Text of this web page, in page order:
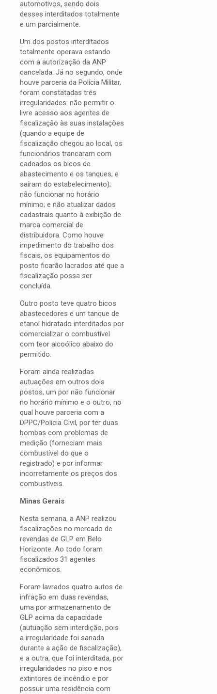
automotivos, sendo dois
desses interditados totalmente
e um parcialmente.
Um dos postos interditados
totalmente operava estando
com a autorização da ANP
cancelada. Já no segundo, onde
houve parceria da Polícia Militar,
foram constatadas três
irregularidades: não permitir o
livre acesso aos agentes de
fiscalização às suas instalações
(quando a equipe de
fiscalização chegou ao local, os
funcionários trancaram com
cadeados os bicos de
abastecimento e os tanques, e
saíram do estabelecimento);
não funcionar no horário
mínimo; e não atualizar dados
cadastrais quanto à exibição de
marca comercial de
distribuidora. Como houve
impedimento do trabalho dos
fiscais, os equipamentos do
posto ficarão lacrados até que a
fiscalização possa ser
concluída.
Outro posto teve quatro bicos
abastecedores e um tanque de
etanol hidratado interditados por
comercializar o combustível
com teor alcoólico abaixo do
permitido.
Foram ainda realizadas
autuações em outros dois
postos, um por não funcionar
no horário mínimo e o outro, no
qual houve parceria com a
DPPC/Polícia Civil, por ter duas
bombas com problemas de
medição (forneciam mais
combustível do que o
registrado) e por informar
incorretamente os preços dos
combustíveis.
Minas Gerais
Nesta semana, a ANP realizou
fiscalizações no mercado de
revendas de GLP em Belo
Horizonte. Ao todo foram
fiscalizados 31 agentes
econômicos.
Foram lavrados quatro autos de
infração em duas revendas,
uma por armazenamento de
GLP acima da capacidade
(autuação sem interdição, pois
a irregularidade foi sanada
durante a ação de fiscalização),
e a outra, que foi interditada, por
irregularidades no piso e nos
extintores de incêndio e por
possuir uma residência com